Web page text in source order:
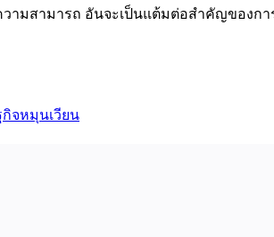
วามสามารถ อันจะเป็นแต้มต่อสำคัญของก
กิจหมุนเวียน